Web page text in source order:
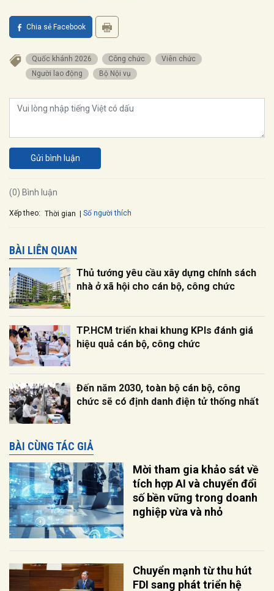
Chia sẻ Facebook
Quốc khánh 2026 Công chức
Viên chức
Người lao động
Bộ Nội vụ
Gửi bình luận
(0) Bình luận
Xếp theo: Thời gian Số người thích
BÀI LIÊN QUAN
Thủ tướng yêu cầu xây dựng chính sách
nhà ở xã hội cho cán bộ, công chức
TP.HCM triển khai khung KPIs đánh giá
hiệu quả cán bộ, công chức
Đến năm 2030, toàn bộ cán bộ, công
chức sẽ có định danh điện tử thống nhất
BÀI CÙNG TÁC GIẢ
Mời tham gia khảo sát về
tích hợp AI và chuyển đổi
số bền vững trong doanh
nghiệp vừa và nhỏ
Chuyển mạnh từ thu hút
FDI sang phát triển hệ